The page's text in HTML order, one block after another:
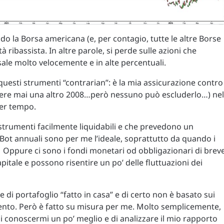
la Borsa americana (e, per contagio, tutte le altre Borse
ribassista. In altre parole, si perde sulle azioni che
molto velocemente e in alte percentuali.
strumenti “contrarian”: è la mia assicurazione
mai una altro 2008…però nessuno può escluderlo…) nel
tempo.
facilmente liquidabili e che prevedono un
annuali sono per me l’ideale, soprattutto da quando i
ci sono i fondi monetari od obbligazionari di
e possono risentire un po’ delle fluttuazioni dei
portafoglio “fatto in casa” e di certo non è basato sui
Però è fatto su misura per me. Molto semplicemente,
un po’ meglio e di analizzare il mio rapporto